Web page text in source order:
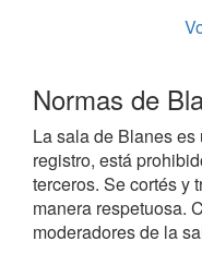
Normas de
La sala de Blanes
registro, está
terceros. Se cortés y
manera respetuosa.
moderadores de la